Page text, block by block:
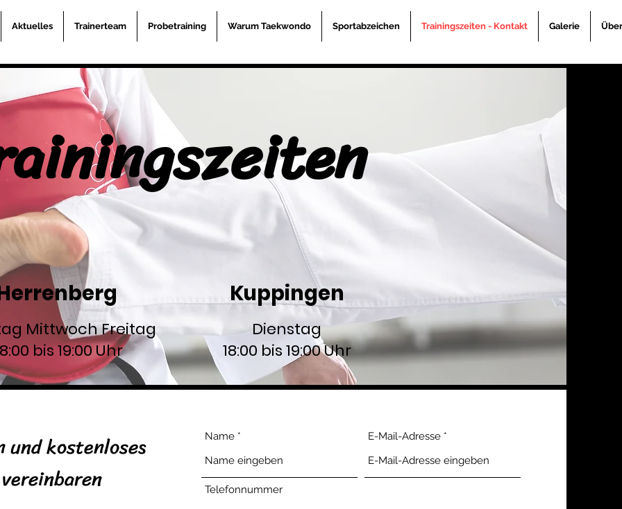
Aktuelles Trainerteam Probetraining Warum Taekwondo Sportabzeichen Trainingszeiten - Kontakt Galerie
MittwochFreitag
bis 19:00 Uhr
Kuppingen
Dienstag
18:00 bis 19:00 Uhr
kostenloses
Name E-Mail-Adresse
Telefonnummer